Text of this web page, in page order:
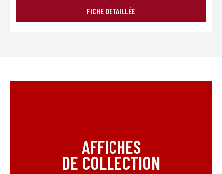
droit d’accès, de rectification aux informations qui vous concernent, en vous adressant à
L’Incartade - 51 rue Basse, 59800 Lille.
FICHE DÉTAILLÉE
AFFICHES
DE COLLECTION